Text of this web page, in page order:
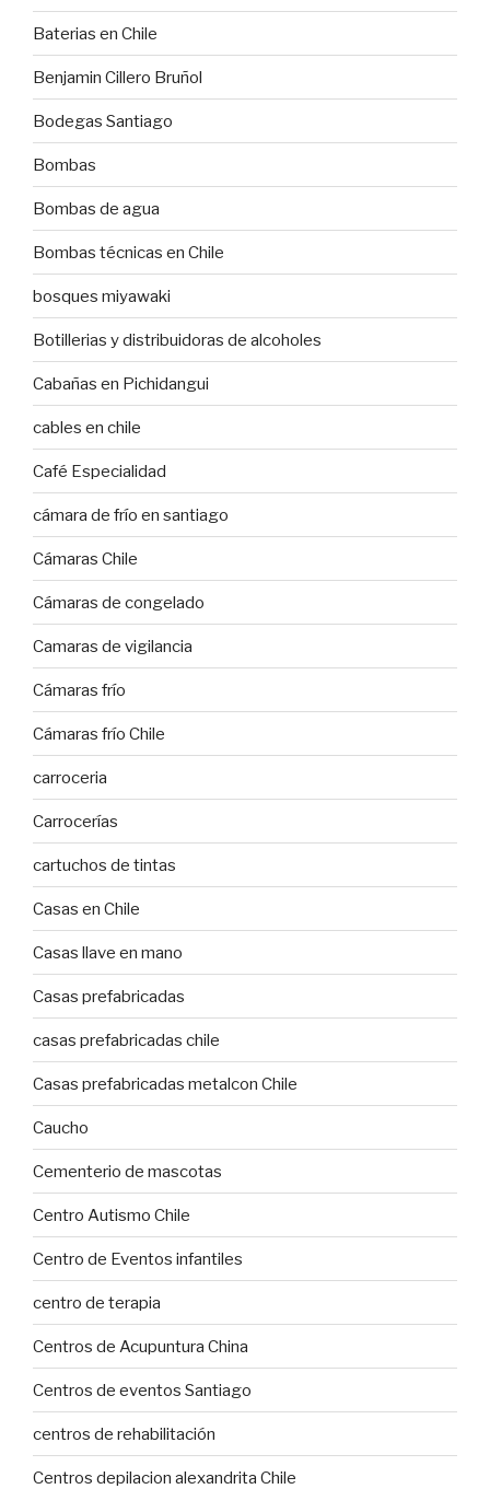
Baterias en Chile
Benjamin Cillero Bruñol
Bodegas Santiago
Bombas
Bombas de agua
Bombas técnicas en Chile
bosques miyawaki
Botillerias y distribuidoras de alcoholes
Cabañas en Pichidangui
cables en chile
Café Especialidad
cámara de frío en santiago
Cámaras Chile
Cámaras de congelado
Camaras de vigilancia
Cámaras frío
Cámaras frío Chile
carroceria
Carrocerías
cartuchos de tintas
Casas en Chile
Casas llave en mano
Casas prefabricadas
casas prefabricadas chile
Casas prefabricadas metalcon Chile
Caucho
Cementerio de mascotas
Centro Autismo Chile
Centro de Eventos infantiles
centro de terapia
Centros de Acupuntura China
Centros de eventos Santiago
centros de rehabilitación
Centros depilacion alexandrita Chile